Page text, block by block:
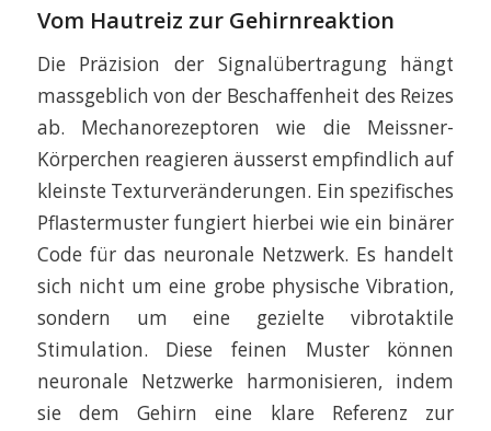
Vom Hautreiz zur Gehirnreaktion
Die Präzision der Signalübertragung hängt
massgeblich von der Beschaffenheit des Reizes
ab. Mechanorezeptoren wie die Meissner-
Körperchen reagieren äusserst empfindlich auf
kleinste Texturveränderungen. Ein spezifisches
Pflastermuster fungiert hierbei wie ein binärer
Code für das neuronale Netzwerk. Es handelt
sich nicht um eine grobe physische Vibration,
sondern um eine gezielte vibrotaktile
Stimulation. Diese feinen Muster können
neuronale Netzwerke harmonisieren, indem
sie dem Gehirn eine klare Referenz zur